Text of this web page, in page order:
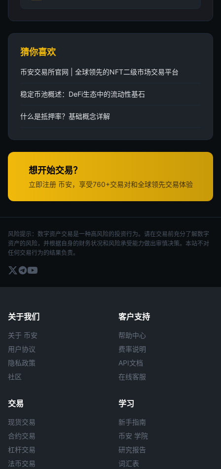
猜你喜欢
币安交易所官网 | 全球领先的NFT二级市场交易平台
稳定币池概述：DeFi生态中的流动性基石
什么是抵押率？基础概念详解
想开始交易？
立即注册 币安，享受760+交易对和全球领先交易体验
风险提示：数字资产交易是一种高风险的投资行为。请在交易前充分了解数字
资产的风险，并根据自身的财务状况和风险承受能力做出审慎决策。本站不对
任何交易行为的结果负责。
关于我们
关于 币安
用户协议
隐私政策
社区
客户支持
帮助中心
费率说明
API文档
在线客服
交易
现货交易
合约交易
杠杆交易
法币交易
学习
新手指南
币安 学院
研究报告
词汇表